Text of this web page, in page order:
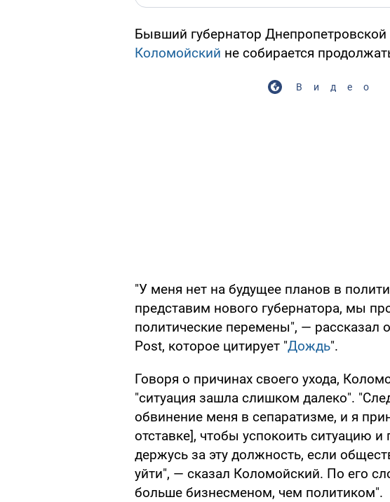
Бывший губернатор
Коломойский не собирается
Видео
"У меня нет на будущее планов в
представим нового губернатора, мы
политические перемены", — рассказал
Post, которое цитирует "Дождь".
Говоря о причинах своего ухода,
"ситуация зашла слишком далеко".
обвинение меня в сепаратизме, и я
отставке], чтобы успокоить ситуацию и
держусь за эту должность, если
уйти", — сказал Коломойский. По его
больше бизнесменом, чем политиком".